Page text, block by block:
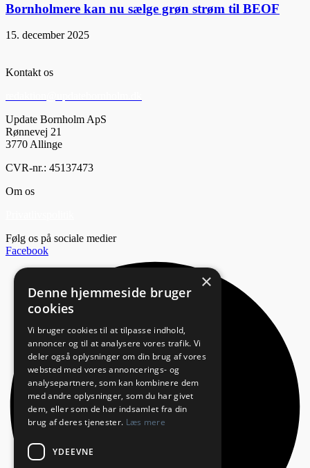
Bornholmere kan nu sælge grøn strøm til BEOF
15. december 2025
Kontakt os
Update Bornholm ApS
Rønnevej 21
3770 Allinge
CVR-nr.: 45137473
Om os
Følg os på sociale medier
Facebook
×
Denne hjemmeside bruger
cookies
Vi bruger cookies til at tilpasse indhold,
annoncer og til at analysere vores trafik. Vi
deler også oplysninger om din brug af vores
websted med vores annoncerings- og
analysepartnere, som kan kombinere dem
med andre oplysninger, som du har givet
dem, eller som de har indsamlet fra din
brug af deres tjenester. Læs mere
YDEEVNE